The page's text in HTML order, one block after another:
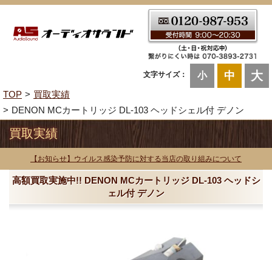
文字サイズ： 小 中 大
TOP
買取実績
DENON MCカートリッジ DL-103 ヘッドシェル付 デノン
買取実績
【お知らせ】ウイルス感染予防に対する当店の取り組みについて
高額買取実施中!! DENON MCカートリッジ DL-103 ヘッドシ
ェル付 デノン